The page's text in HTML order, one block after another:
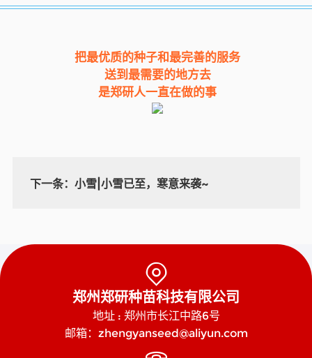
把最优质的种子和最完善的服务
送到最需要的地方去
是郑研人一直在做的事
下一条： 小雪|小雪已至，寒意来袭~

郑州郑研种苗科技有限公司
地址 : 郑州市长江中路6号
邮箱：zhengyanseed@aliyun.com